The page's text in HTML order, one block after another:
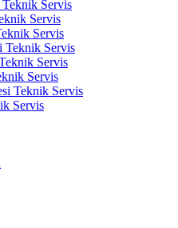
Servis
Servis
Servis
Teknik Servis
Servis
Servis
Teknik Servis
Servis